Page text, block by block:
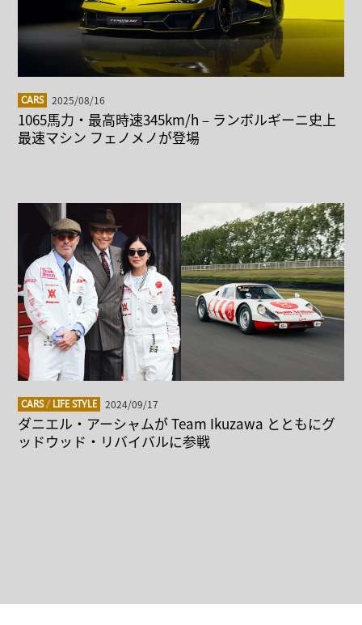
CARS 2025/08/16
1065馬力・最高時速345km/h – ランボルギーニ史上
最速マシン フェノメノが登場
CARS/ LIFE STYLE 2024/09/17
ダニエル・アーシャムが Team Ikuzawa とともにグ
ッドウッド・リバイバルに参戦